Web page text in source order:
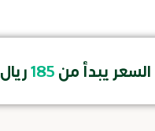
السعر يبدأ من185